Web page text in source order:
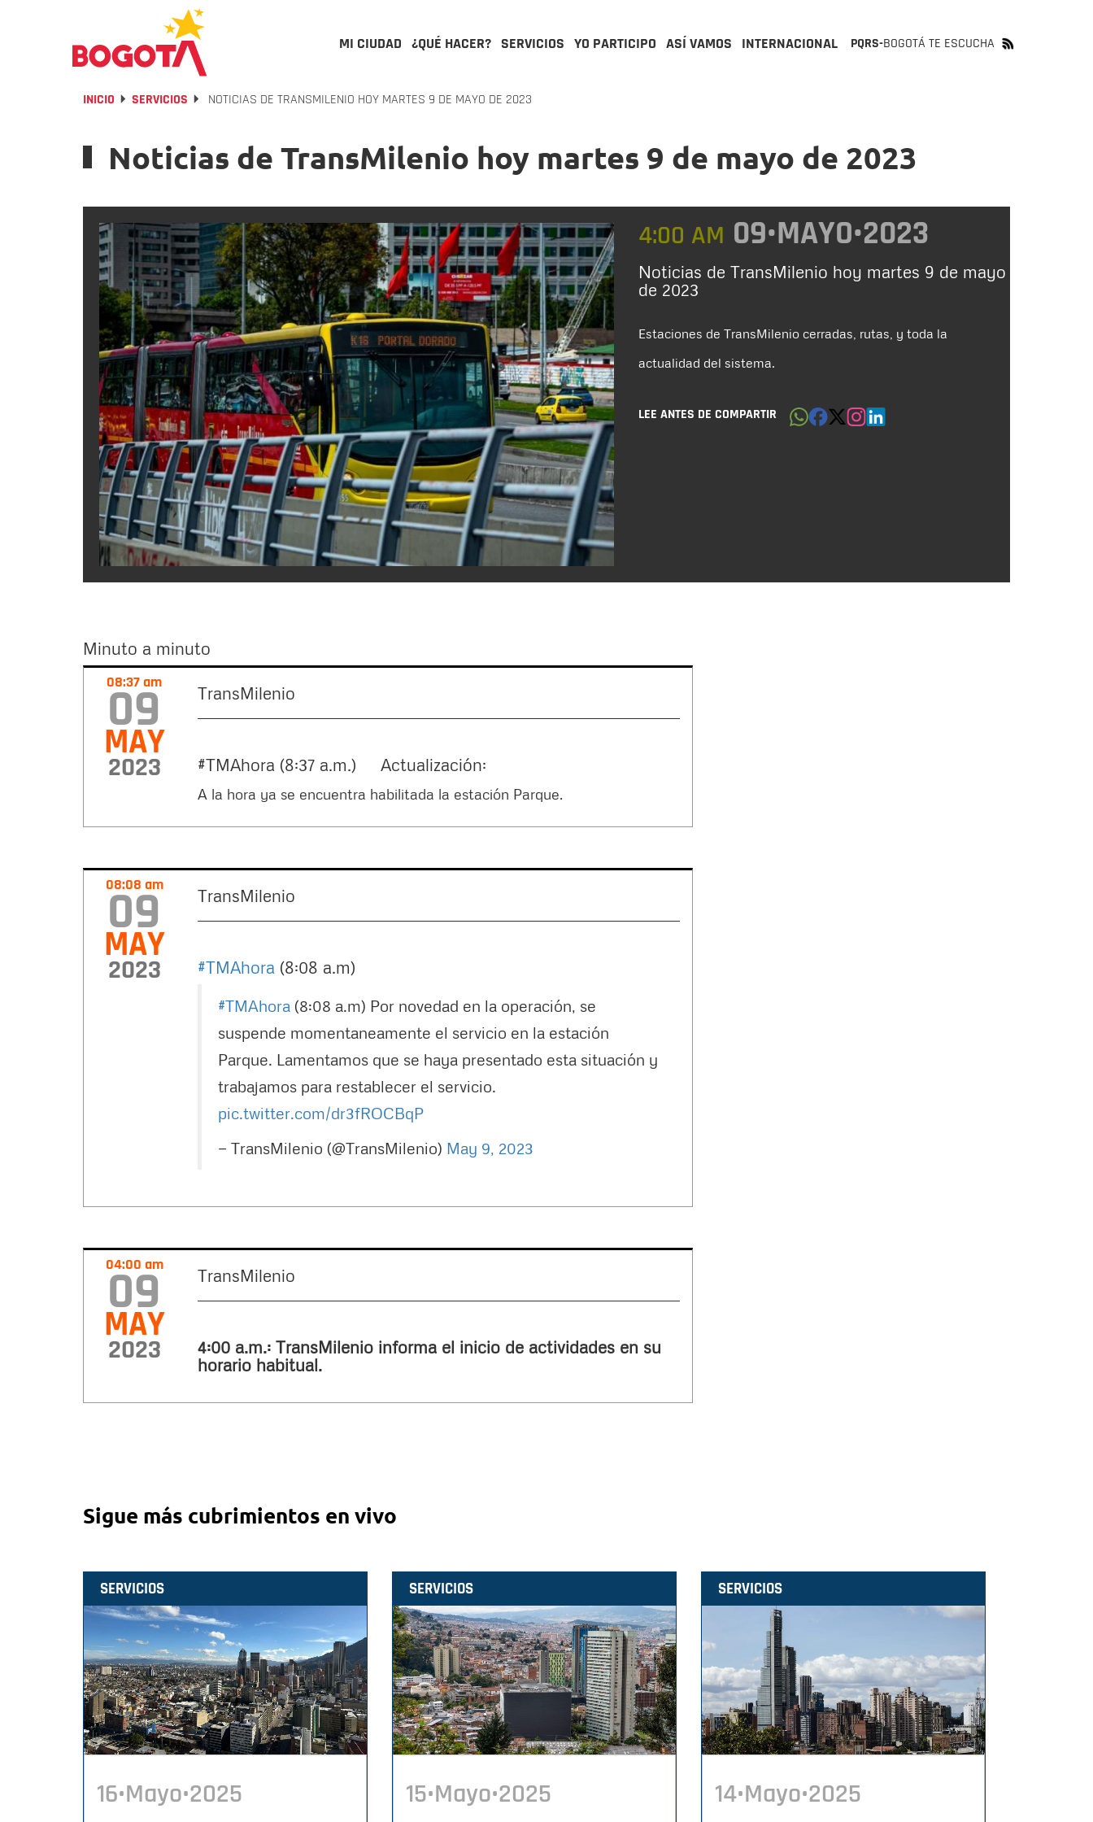
MI CIUDAD ¿QUÉ HACER? SERVICIOS YO PARTICIPO ASÍ VAMOS INTERNACIONAL PQRS-BOGOTÁ TE ESCUCHA
INICIO SERVICIOS NOTICIAS DE TRANSMILENIO HOY MARTES 9 DE MAYO DE 2023
Noticias de TransMilenio hoy martes 9 de mayo de 2023
4:00 AM 09•MAYO•2023
Noticias de TransMilenio hoy martes 9 de mayo
de 2023
Estaciones de TransMilenio cerradas, rutas, y toda la
actualidad del sistema.
LEE ANTES DE COMPARTIR
Minuto a minuto
Minuto08:37 am
09
MAY
2023
TransMilenio
#TMAhora (8:37 a.m.) Actualización:
A la hora ya se encuentra habilitada la estación Parque.
08:08 am
09
MAY
2023
TransMilenio
#TMAhora (8:08 a.m)
#TMAhora (8:08 a.m) Por novedad en la operación, se
suspende momentaneamente el servicio en la estación
Parque. Lamentamos que se haya presentado esta situación y
trabajamos para restablecer el servicio.
pic.twitter.com/dr3fROCBqP
— TransMilenio (@TransMilenio) May 9, 2023
04:00 am
09
MAY
2023
TransMilenio
4:00 a.m.: TransMilenio informa el inicio de actividades en su
horario habitual.
Sigue más cubrimientos en vivo
SERVICIOS
16•Mayo•2025
SERVICIOS
15•Mayo•2025
SERVICIOS
14•Mayo•2025